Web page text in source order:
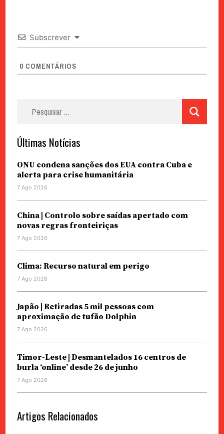
Subscrever
0 COMENTÁRIOS
Últimas Notícias
ONU condena sanções dos EUA contra Cuba e
alerta para crise humanitária
7 Ago 2026
China | Controlo sobre saídas apertado com
novas regras fronteiriças
7 Ago 2026
Clima: Recurso natural em perigo
7 Ago 2026
Japão | Retiradas 5 mil pessoas com
aproximação de tufão Dolphin
7 Ago 2026
Timor-Leste | Desmantelados 16 centros de
burla ‘online’ desde 26 de junho
7 Ago 2026
Artigos Relacionados